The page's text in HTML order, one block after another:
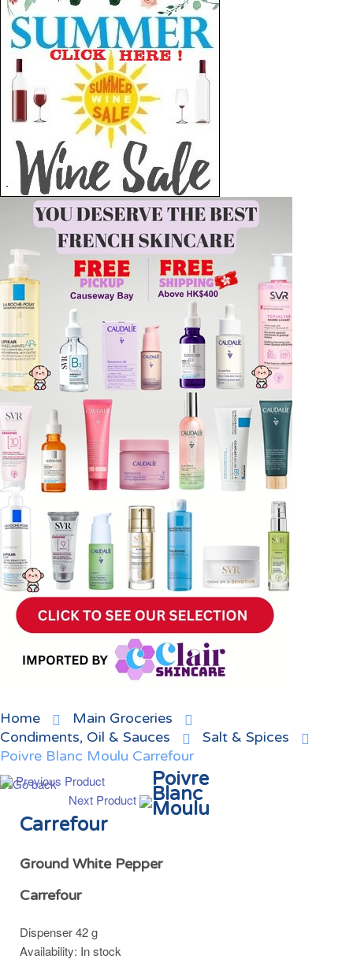
Home
Main Groceries
Condiments, Oil & Sauces
Salt & Spices
Poivre Blanc Moulu Carrefour
Previous Product
Next Product
Poivre
Blanc
Moulu
Carrefour
Ground White Pepper
Carrefour
Dispenser 42 g
Availability: In stock